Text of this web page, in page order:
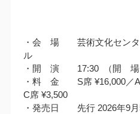
・会 場 芸術文化センタ
ル
・開 演 17:30 （開 場
・料 金 S席 ¥16,000／A
C席 ¥3,500
・発売日 先行 2026年9